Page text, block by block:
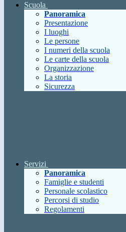
Scuola
Panoramica
Presentazione
I luoghi
Le persone
I numeri della scuola
Le carte della scuola
Organizzazione
La storia
Sicurezza
Servizi
Panoramica
Famiglie e studenti
Personale scolastico
Percorsi di studio
Regolamenti